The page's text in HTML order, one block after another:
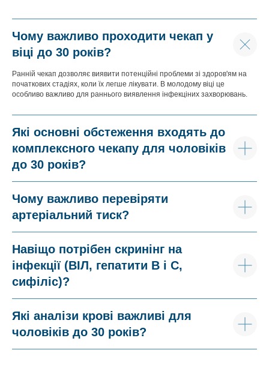
Чому важливо проходити чекап у
віці до 30 років?
Ранній чекап дозволяє виявити потенційні проблеми зі здоров'ям на
початкових стадіях, коли їх легше лікувати. В молодому віці це
особливо важливо для раннього виявлення інфекціних захворювань.
Які основні обстеження входять до
комплексного чекапу для чоловіків
до 30 років?
Чому важливо перевіряти
артеріальний тиск?
Навіщо потрібен скринінг на
інфекції (ВІЛ, гепатити В і С,
сифіліс)?
Які аналізи крові важливі для
чоловіків до 30 років?